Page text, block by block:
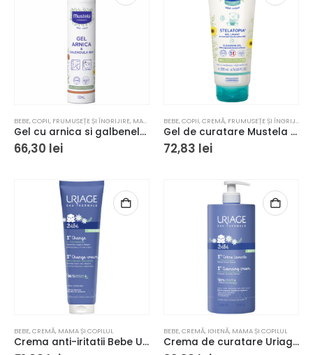
BEBE,COPII, FRUMUSEȚE ȘI ÎNGRIJIRE, MAMA ȘI COPILUL
Gel cu arnica si galbenele Bio Mustela, 100ml
66,30 lei
BEBE,COPII,CREMĂ, FRUMUSEȚE ȘI ÎNGRIJIRE
Gel de curatare Mustela Stelatopia pentru piele atopica, 200 ml
72,83 lei
BEBE,CREMĂ, MAMA ȘI COPILUL
Crema anti-iritatii Bebe Uriage 100ml
BEBE,CREMĂ, IGIENĂ, MAMA ȘI COPILUL
Crema de curatare Uriage Bebe 1000ml